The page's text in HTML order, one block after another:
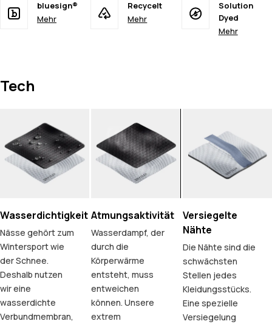
bluesign®
Mehr
Recycelt
Mehr
Solution
Dyed
Mehr
Tech
Wasserdichtigkeit
Nässe gehört zum
Wintersport wie
der Schnee.
Deshalb nutzen
wir eine
wasserdichte
Verbundmembran,
Atmungsaktivität
Wasserdampf, der
durch die
Körperwärme
entsteht, muss
entweichen
können. Unsere
extrem
Versiegelte
Nähte
Die Nähte sind die
schwächsten
Stellen jedes
Kleidungsstücks.
Eine spezielle
Versiegelung